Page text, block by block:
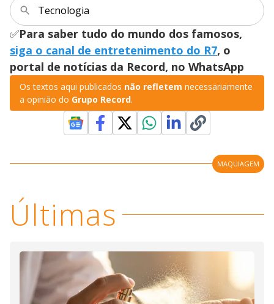
Tecnologia
✅Para saber tudo do mundo dos famosos,
siga o canal de entretenimento do R7, o
portal de notícias da Record, no WhatsApp
Os textos aqui publicados não refletem necessariamente
a opinião do Grupo Record.
MAQUIAGEM
Últimas